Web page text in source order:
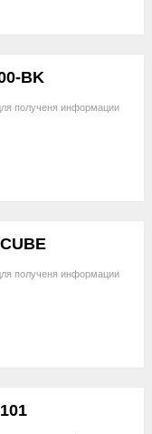
BK
полученя информации
полученя информации